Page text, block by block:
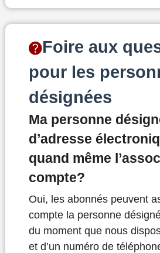
Foire aux
pour les
désignées
Ma personne
d’adresse
quand même
compte?
Oui, les abonnés peuvent
compte la personne
du moment que nous
et d’un numéro de